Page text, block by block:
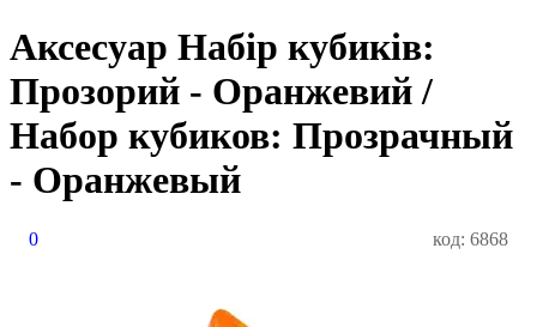
Аксесуар Набір кубиків:
Прозорий - Оранжевий /
Набор кубиков: Прозрачный
- Оранжевый
0 код: 6868